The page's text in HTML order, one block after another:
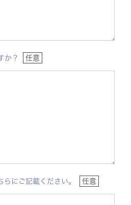
か？ 任意
らにご記載ください。 任意